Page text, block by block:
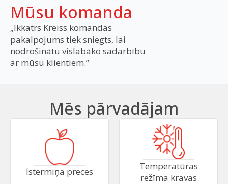
Mūsu komanda
„Ikkatrs Kreiss komandas
pakalpojums tiek sniegts, lai
nodrošinātu vislabāko sadarbību
ar mūsu klientiem.”
Mēs pārvadājam
Īstermiņa preces
Temperatūras
režīma kravas